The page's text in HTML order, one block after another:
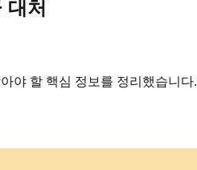
처
야 할 핵심 정보를 정리했습니다.